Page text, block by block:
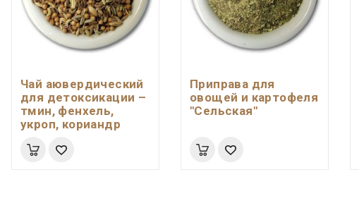
Чай аювердический
для детоксикации –
тмин, фенхель,
укроп, кориандр
Приправа для
овощей и картофеля
"Сельская"